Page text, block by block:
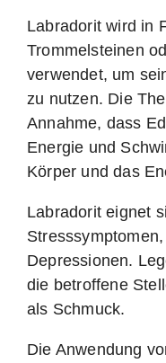
Labradorit wird in
Trommelsteinen
verwendet, um
zu nutzen. Die
Annahme, dass
Energie und
Körper und das
Labradorit eignet
Depressionen.
die betroffene
als Schmuck.
Die Anwendung